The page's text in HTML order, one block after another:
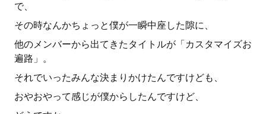
で、
その時なんかちょっと僕が一瞬中座した隙に、
他のメンバーから出てきたタイトルが「カスタマイズお
遍路」。
それでいったみんな決まりかけたんですけども、
おやおやって感じが僕からしたんですけど、